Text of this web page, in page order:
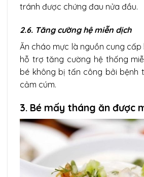
tránh được chứng đau nửa đầu.
2.6. Tăng cường hệ miễn dịch
Ăn cháo mực là nguồn cung cấp
hỗ trợ tăng cường hệ thống
bé không bị tấn công bởi bệnh
cảm cúm.
3. Bé mấy tháng ăn được